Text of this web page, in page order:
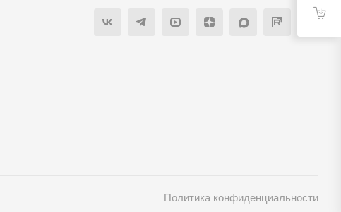
Политика конфиденциальности